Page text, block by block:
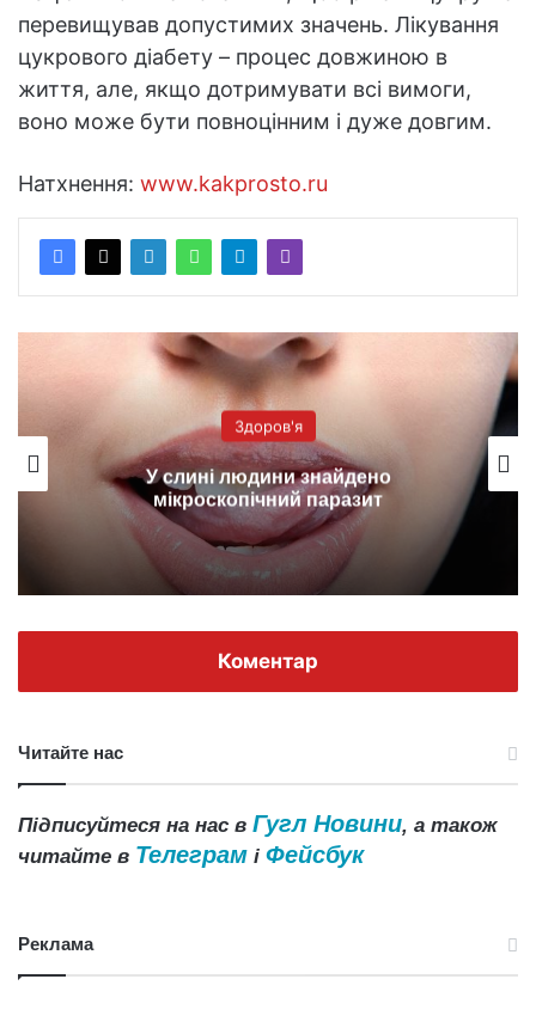
перевищував допустимих значень. Лікування
цукрового діабету – процес довжиною в
життя, але, якщо дотримувати всі вимоги,
воно може бути повноцінним і дуже довгим.
Натхнення: www.kakprosto.ru
Здоров'я
У слині людини знайдено
мікроскопічний паразит
Коментар
Читайте нас
Підписуйтеся на нас в Гугл Новини, а також
читайте в Телеграм і Фейсбук
Реклама